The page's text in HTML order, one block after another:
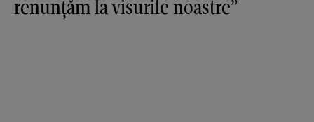
renunțăm la visurile noastre”